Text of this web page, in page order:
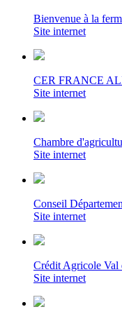
Bienvenue à la
Site internet
CER FRANCE
Site internet
Chambre
Site internet
Conseil
Site internet
Crédit Agricole Val
Site internet